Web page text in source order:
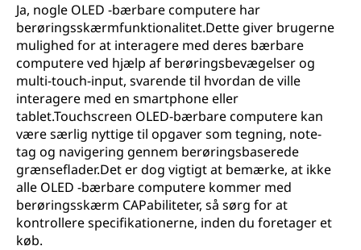
Ja, nogle OLED -bærbare computere har
berøringsskærmfunktionalitet.Dette giver brugerne
mulighed for at interagere med deres bærbare
computere ved hjælp af berøringsbevægelser og
multi-touch-input, svarende til hvordan de ville
interagere med en smartphone eller
tablet.Touchscreen OLED-bærbare computere kan
være særlig nyttige til opgaver som tegning, note-
tag og navigering gennem berøringsbaserede
grænseflader.Det er dog vigtigt at bemærke, at ikke
alle OLED -bærbare computere kommer med
berøringsskærm CAPabiliteter, så sørg for at
kontrollere specifikationerne, inden du foretager et
køb.